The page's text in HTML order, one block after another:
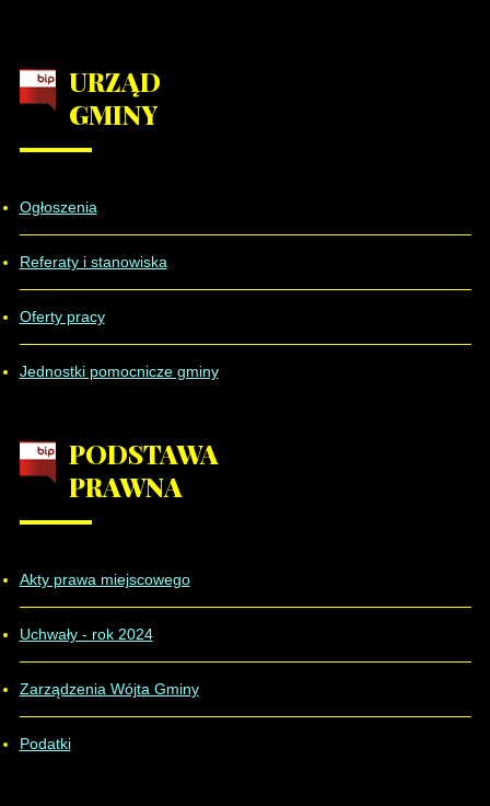
URZĄD
GMINY
Ogłoszenia
Referaty i stanowiska
Oferty pracy
Jednostki pomocnicze gminy
PODSTAWA
PRAWNA
Akty prawa miejscowego
Uchwały - rok 2024
Zarządzenia Wójta Gminy
Podatki